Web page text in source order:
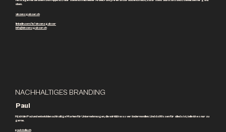
NACHHALTIGES BRANDING
Paul
Hi, ich bin Paul und entwickle nachhaltige Marken für Unternehmungen, die wirklich was verändern wollen. Und da Wissen für alle da ist, teile ich es nur zu
gerne.
paulstolle.ch
oben.
vinzenzgubser.ch
linkedin.com/in/vinzenzgubser
info@vinzenzgubser.ch